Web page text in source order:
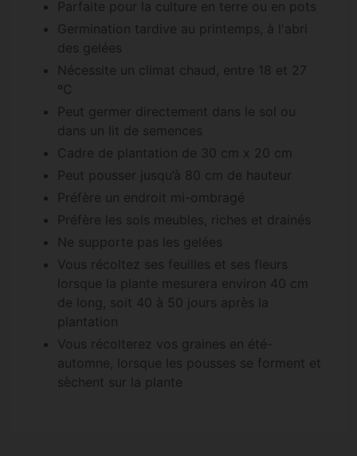
Parfaite pour la culture en terre ou en pots
Germination tardive au printemps, à l'abri
des gelées
Nécessite un climat chaud, entre 18 et 27
ºC
Peut germer directement dans le sol ou
dans un lit de semences
Cadre de plantation de 30 cm x 20 cm
Peut pousser jusqu’à 80 cm de hauteur
Préfère un endroit mi-ombragé
Préfère les sols meubles, riches et drainés
Ne supporte pas les gelées
Vous récoltez ses feuilles et ses fleurs
lorsque la plante mesurera environ 40 cm
de long, soit 40 à 50 jours après la
plantation
Vous récolterez vos graines en été-
automne, lorsque les pousses se forment et
sèchent sur la plante